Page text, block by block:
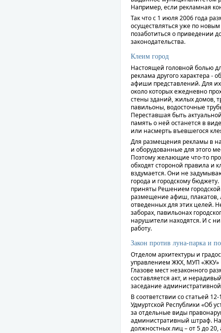
Например, если рекламная
Так что с 1 июля 2006 года
осуществляться уже по
позаботиться о приведении
законодательства.
Клеим город
Настоящей головной болью
реклама другого характера -
афиши представлений. Для
около которых ежедневно
стены зданий, жилых домов,
павильоны, водосточные
Переставшая быть
память о ней останется в
или насмерть въевшегося
Для размещения рекламы в
и оборудованные для этого
Поэтому желающие что-то
обходят стороной правила и
вздумается. Они не
города и городскому
приняты Решением
размещение афиш, плакатов,
отведенных для этих целей.
заборах, павильонах
нарушители находятся. И с
работу.
Закон против луна-парка и
Отделом архитектуры и
управлением ЖКХ, МУП «ЖКУ»
Глазове мест незаконного
составляется акт, и
заседание
В соответствии со статьей
Удмуртской Республики «Об
за отдельные виды
административный штраф.
должностных лиц – от 5 до